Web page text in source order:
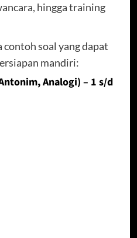
hingga training
soal yang dapat
mandiri:
Analogi) – 1 s/d